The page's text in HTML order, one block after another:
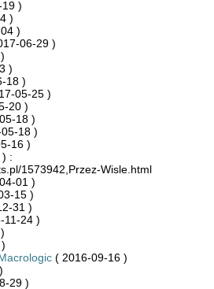
)
)
)
06-29 )
)
18 )
05-25 )
20 )
18 )
18 )
16 )
:
1573942,Przez-Wisle.html
01 )
15 )
31 )
11-24 )
( 2016-09-16 )
29 )